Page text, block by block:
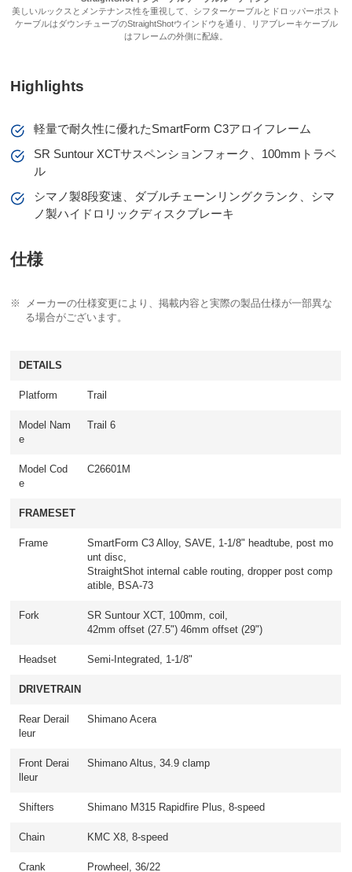
美しいルックスとメンテナンス性を重視して、シフターケーブルとドロッパーポスト
ケーブルはダウンチューブのStraightShotウインドウを通り、リアブレーキケーブル
はフレームの外側に配線。
Highlights
軽量で耐久性に優れたSmartForm C3アロイフレーム
SR Suntour XCTサスペンションフォーク、100mmトラベ
ル
シマノ製8段変速、ダブルチェーンリングクランク、シマ
ノ製ハイドロリックディスクブレーキ
仕様
メーカーの仕様変更により、掲載内容と実際の製品仕様が一部異な
る場合がございます。
DETAILS
Platform Trail
Model Nam
e
Trail 6
Model Cod
e
C26601M
FRAMESET
Frame
SmartForm C3 Alloy, SAVE, 1-1/8" headtube, post mo
unt disc,
StraightShot internal cable routing, dropper post comp
atible, BSA-73
Fork
SR Suntour XCT, 100mm, coil,
42mm offset (27.5") 46mm offset (29")
Headset Semi-Integrated, 1-1/8"
DRIVETRAIN
Rear Derail
leur
Shimano Acera
Front Derai
lleur
Shimano Altus, 34.9 clamp
Shifters Shimano M315 Rapidfire Plus, 8-speed
Chain KMC X8, 8-speed
Crank Prowheel, 36/22